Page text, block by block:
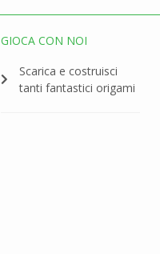
GIOCA CON NOI
Scarica e costruisci
tanti fantastici origami